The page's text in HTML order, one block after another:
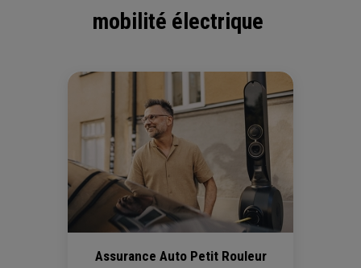
mobilité électrique
Assurance Auto Petit Rouleur